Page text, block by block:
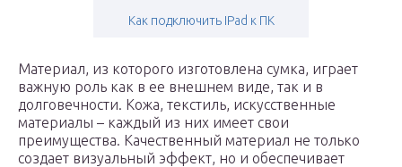
Как подключить IPad к ПК
Материал, из которого изготовлена сумка, играет
важную роль как в ее внешнем виде, так и в
долговечности. Кожа, текстиль, искусственные
материалы – каждый из них имеет свои
преимущества. Качественный материал не только
создает визуальный эффект, но и обеспечивает